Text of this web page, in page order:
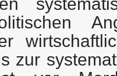
zur